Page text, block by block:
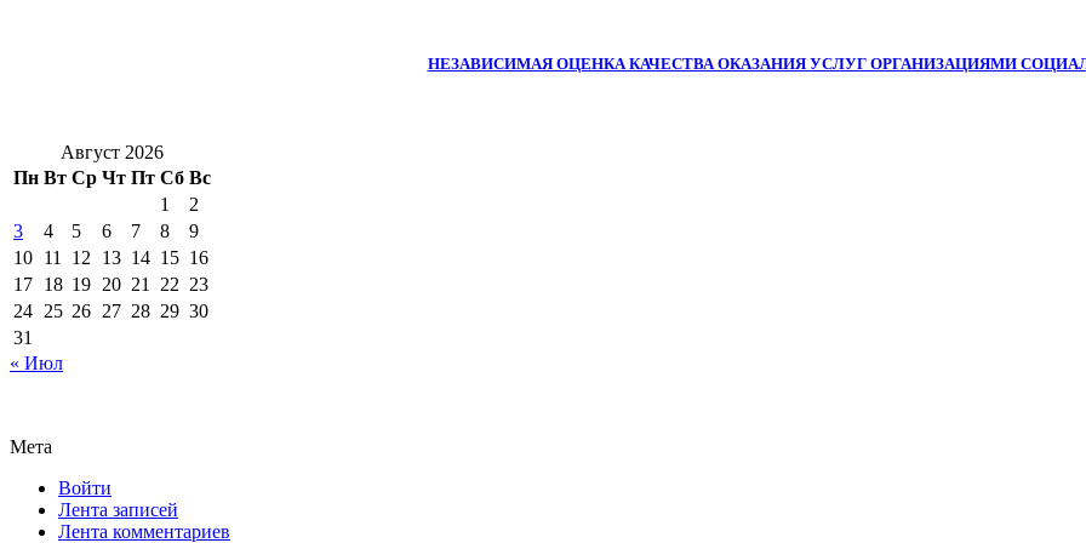
НЕЗАВИСИМАЯ ОЦЕНКА КАЧЕСТВА ОКАЗАНИЯ УСЛУГ ОРГАНИЗАЦИЯМИ
Август 2026
Пн Вт Ср Чт Пт Сб Вс
1
2
3
4 5 6 7 8
9
10 11 12 13 14 15 16
17 18 19 20 21 22 23
24 25 26 27 28 29 30
31
« Июл
Мета
Войти
Лента записей
Лента комментариев